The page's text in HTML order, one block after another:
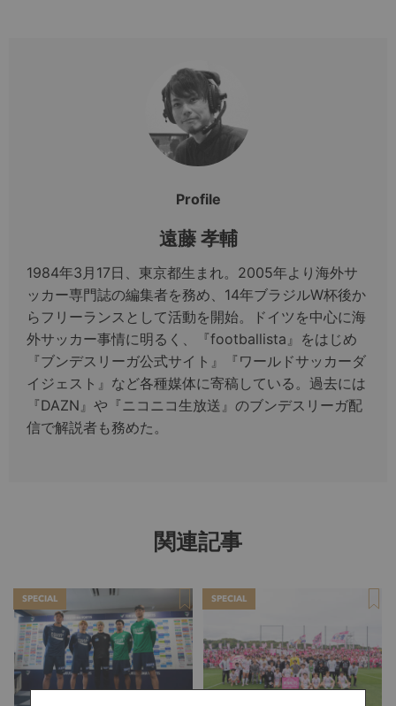
Profile
遠藤 孝輔
1984年3月17日、東京都生まれ。2005年より海外サ
ッカー専門誌の編集者を務め、14年ブラジルW杯後か
らフリーランスとして活動を開始。ドイツを中心に海
外サッカー事情に明るく、『footballista』をはじめ
『ブンデスリーガ公式サイト』『ワールドサッカーダ
イジェスト』など各種媒体に寄稿している。過去には
『DAZN』や『ニコニコ生放送』のブンデスリーガ配
信で解説者も務めた。
関連記事
SPECIAL SPECIAL